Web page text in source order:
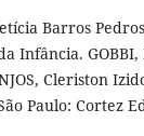
Barros
Infância.
Cleriston
Paulo: Cortez